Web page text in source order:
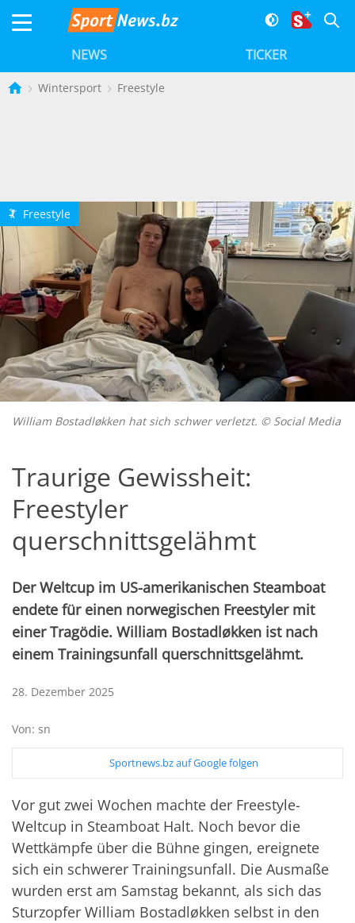
NEWS TICKER
Wintersport Freestyle
6 Freestyle
William Bostadløkken hat sich schwer verletzt. © Social Media
Traurige Gewissheit:
Freestyler
querschnittsgelähmt
Der Weltcup im US-amerikanischen Steamboat
endete für einen norwegischen Freestyler mit
einer Tragödie. William Bostadløkken ist nach
einem Trainingsunfall querschnittsgelähmt.
28. Dezember 2025
Von: sn
Sportnews.bz auf Google folgen
Vor gut zwei Wochen machte der Freestyle-
Weltcup in Steamboat Halt. Noch bevor die
Wettkämpfe über die Bühne gingen, ereignete
sich ein schwerer Trainingsunfall. Die Ausmaße
wurden erst am Samstag bekannt, als sich das
Sturzopfer William Bostadløkken selbst in den